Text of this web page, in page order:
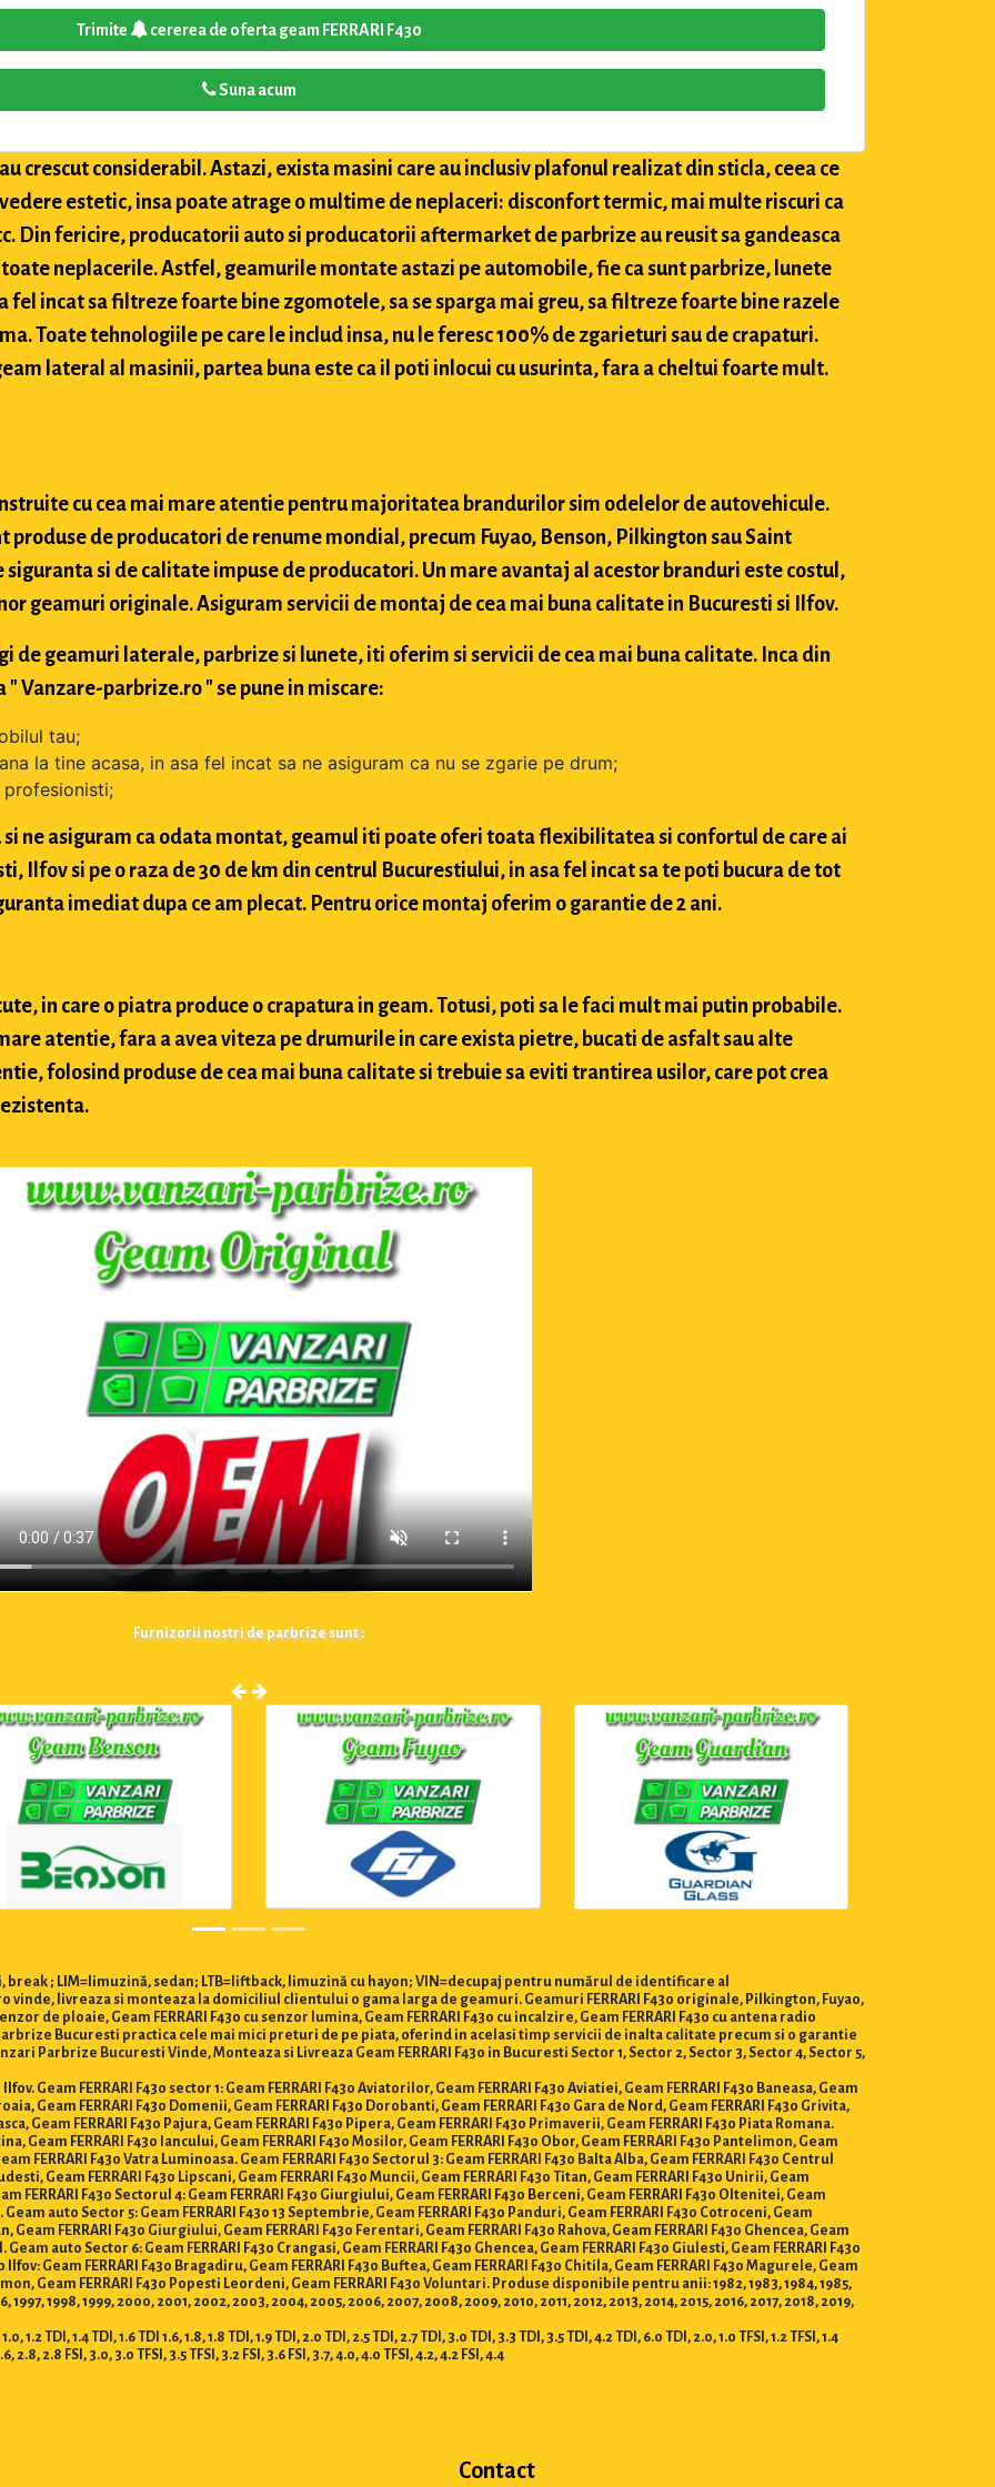
Trimite cererea de oferta geam FERRARI F430
Suna acum
crescut considerabil. Astazi, exista masini care au inclusiv plafonul realizat din sticla, ceea ce
estetic, insa poate atrage o multime de neplaceri: disconfort termic, mai multe riscuri ca
Din fericire, producatorii auto si producatorii aftermarket de parbrize au reusit sa gandeasca
neplacerile. Astfel, geamurile montate astazi pe automobile, fie ca sunt parbrize, lunete
fel incat sa filtreze foarte bine zgomotele, sa se sparga mai greu, sa filtreze foarte bine razele
Toate tehnologiile pe care le includ insa, nu le feresc 100% de zgarieturi sau de crapaturi.
lateral al masinii, partea buna este ca il poti inlocui cu usurinta, fara a cheltui foarte mult.
cu cea mai mare atentie pentru majoritatea brandurilor sim odelelor de autovehicule.
produse de producatori de renume mondial, precum Fuyao, Benson, Pilkington sau Saint
si de calitate impuse de producatori. Un mare avantaj al acestor branduri este costul,
geamuri originale. Asiguram servicii de montaj de cea mai buna calitate in Bucuresti si Ilfov.
de geamuri laterale, parbrize si lunete, iti oferim si servicii de cea mai buna calitate. Inca din
Vanzare-parbrize.ro " se pune in miscare:
tau;
la tine acasa, in asa fel incat sa ne asiguram ca nu se zgarie pe drum;
ne asiguram ca odata montat, geamul iti poate oferi toata flexibilitatea si confortul de care ai
Ilfov si pe o raza de 30 de km din centrul Bucurestiului, in asa fel incat sa te poti bucura de tot
imediat dupa ce am plecat. Pentru orice montaj oferim o garantie de 2 ani.
in care o piatra produce o crapatura in geam. Totusi, poti sa le faci mult mai putin probabile.
atentie, fara a avea viteza pe drumurile in care exista pietre, bucati de asfalt sau alte
folosind produse de cea mai buna calitate si trebuie sa eviti trantirea usilor, care pot crea
Furnizorii nostri de parbrize sunt :
break ; LIM=limuzină, sedan; LTB=liftback, limuzină cu hayon; VIN=decupaj pentru numărul de identificare al
vinde, livreaza si monteaza la domiciliul clientului o gama larga de geamuri. Geamuri FERRARI F430 originale, Pilkington, Fuyao,
de ploaie, Geam FERRARI F430 cu senzor lumina, Geam FERRARI F430 cu incalzire, Geam FERRARI F430 cu antena radio
Parbrize Bucuresti practica cele mai mici preturi de pe piata, oferind in acelasi timp servicii de inalta calitate precum si o garantie
Parbrize Bucuresti Vinde, Monteaza si Livreaza Geam FERRARI F430 in Bucuresti Sector 1, Sector 2, Sector 3, Sector 4, Sector 5,
FERRARI F430 sector 1: Geam FERRARI F430 Aviatorilor, Geam FERRARI F430 Aviatiei, Geam FERRARI F430 Baneasa, Geam
Geam FERRARI F430 Domenii, Geam FERRARI F430 Dorobanti, Geam FERRARI F430 Gara de Nord, Geam FERRARI F430 Grivita,
Geam FERRARI F430 Pajura, Geam FERRARI F430 Pipera, Geam FERRARI F430 Primaverii, Geam FERRARI F430 Piata Romana.
Geam FERRARI F430 Iancului, Geam FERRARI F430 Mosilor, Geam FERRARI F430 Obor, Geam FERRARI F430 Pantelimon, Geam
FERRARI F430 Vatra Luminoasa. Geam FERRARI F430 Sectorul 3: Geam FERRARI F430 Balta Alba, Geam FERRARI F430 Centrul
Geam FERRARI F430 Lipscani, Geam FERRARI F430 Muncii, Geam FERRARI F430 Titan, Geam FERRARI F430 Unirii, Geam
FERRARI F430 Sectorul 4: Geam FERRARI F430 Giurgiului, Geam FERRARI F430 Berceni, Geam FERRARI F430 Oltenitei, Geam
auto Sector 5: Geam FERRARI F430 13 Septembrie, Geam FERRARI F430 Panduri, Geam FERRARI F430 Cotroceni, Geam
Geam FERRARI F430 Giurgiului, Geam FERRARI F430 Ferentari, Geam FERRARI F430 Rahova, Geam FERRARI F430 Ghencea, Geam
auto Sector 6: Geam FERRARI F430 Crangasi, Geam FERRARI F430 Ghencea, Geam FERRARI F430 Giulesti, Geam FERRARI F430
Geam FERRARI F430 Bragadiru, Geam FERRARI F430 Buftea, Geam FERRARI F430 Chitila, Geam FERRARI F430 Magurele, Geam
Geam FERRARI F430 Popesti Leordeni, Geam FERRARI F430 Voluntari. Produse disponibile pentru anii: 1982, 1983, 1984, 1985,
1997, 1998, 1999, 2000, 2001, 2002, 2003, 2004, 2005, 2006, 2007, 2008, 2009, 2010, 2011, 2012, 2013, 2014, 2015, 2016, 2017, 2018, 2019,
1.4 TDI, 1.6 TDI 1.6, 1.8, 1.8 TDI, 1.9 TDI, 2.0 TDI, 2.5 TDI, 2.7 TDI, 3.0 TDI, 3.3 TDI, 3.5 TDI, 4.2 TDI, 6.0 TDI, 2.0, 1.0 TFSI, 1.2 TFSI, 1.4
2.8, 2.8 FSI, 3.0, 3.0 TFSI, 3.5 TFSI, 3.2 FSI, 3.6 FSI, 3.7, 4.0, 4.0 TFSI, 4.2, 4.2 FSI, 4.4
Contact